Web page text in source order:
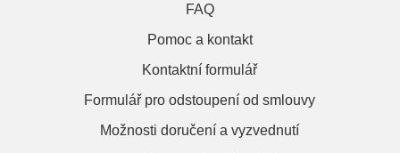
FAQ
Pomoc a kontakt
Kontaktní formulář
Formulář pro odstoupení od smlouvy
Možnosti doručení a vyzvednutí